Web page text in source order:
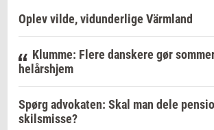
Oplev vilde, vidunderlige Värmland
Klumme: Flere danskere gør
helårshjem
Spørg advokaten: Skal man dele
skilsmisse?